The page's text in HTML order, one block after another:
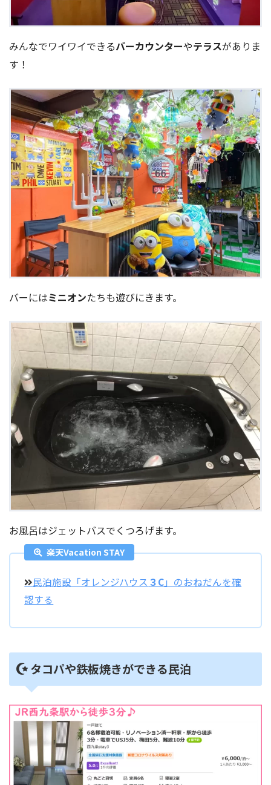
みんなでワイワイできるバーカウンターやテラスがありま
す！
バーにはミニオンたちも遊びにきます。
お風呂はジェットバスでくつろげます。
楽天Vacation STAY
民泊施設「オレンジハウス ３C」のおねだんを確
認する
タコパや鉄板焼きができる民泊